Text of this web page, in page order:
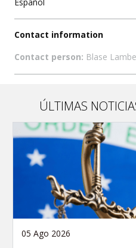
Contact information
Contact person: Blase
ÚLTIMAS
05 Ago 2026